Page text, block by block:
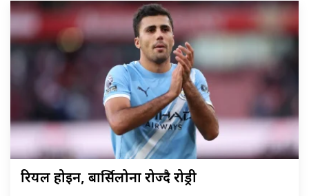
रियल होइन, बार्सिलोना रोज्दै रोड्री